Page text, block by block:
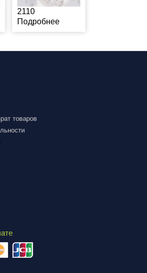
2110
Подробнее
товаров